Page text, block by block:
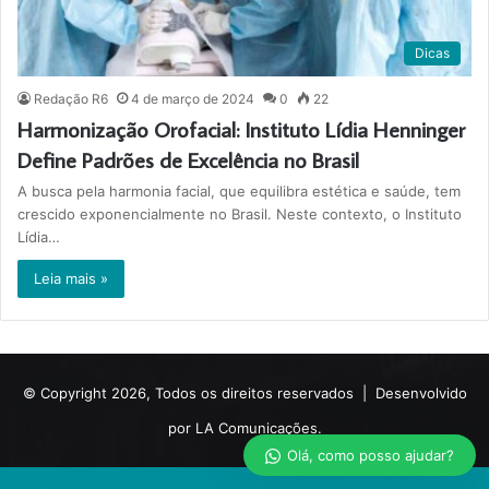
Dicas
Redação R6 4 de março de 2024 0 22
Harmonização Orofacial: Instituto Lídia Henninger
Define Padrões de Excelência no Brasil
A busca pela harmonia facial, que equilibra estética e saúde, tem
crescido exponencialmente no Brasil. Neste contexto, o Instituto
Lídia…
Leia mais »
© Copyright 2026, Todos os direitos reservados | Desenvolvido
por LA Comunicações.
Olá, como posso ajudar?